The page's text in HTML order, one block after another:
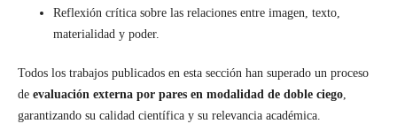
Reflexión crítica sobre las relaciones entre imagen, texto,
materialidad y poder.
Todos los trabajos publicados en esta sección han superado un proceso
de evaluación externa por pares en modalidad de doble ciego,
garantizando su calidad científica y su relevancia académica.